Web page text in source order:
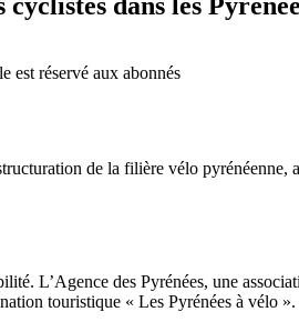
est réservé aux abonnés
de la filière vélo
L’Agence des Pyrénées, une
touristique « Les Pyrénées à vélo